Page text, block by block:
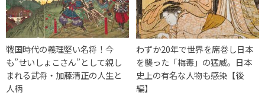
戦国時代の義理堅い名将！今
も”せいしょこさん”として親し
まれる武将・加藤清正の人生と
人柄
わずか20年で世界を席巻し日本
を襲った「梅毒」の猛威。日本
史上の有名な人物も感染【後
編】